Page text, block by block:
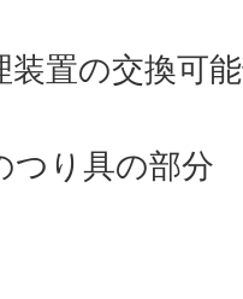
置の交換可
つり具の部分